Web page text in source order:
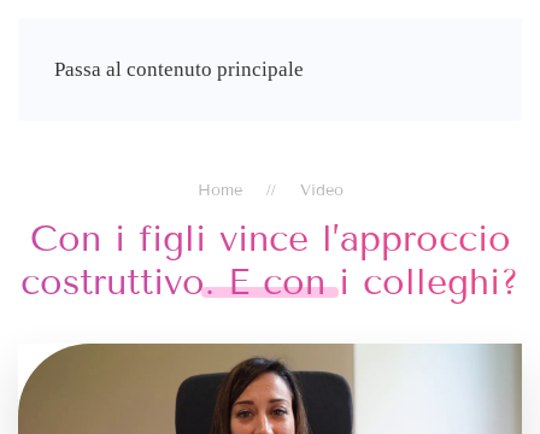
Passa al contenuto principale
Francesca Di Falco
Home Video
Con i figli vince l’approccio
costruttivo. E con i colleghi?